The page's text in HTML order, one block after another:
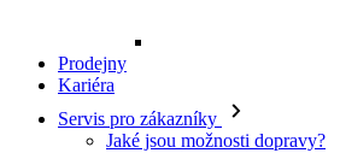
Mohu zboží vyměnit?
Jak vrátím svou objednávku?
Kdy budu mít peníze zpět?
Jak mohu zboží reklamovat?
Odstoupení od smlouvy